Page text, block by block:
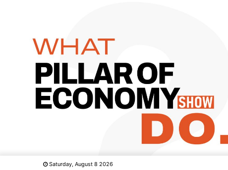
Saturday, August 8 2026